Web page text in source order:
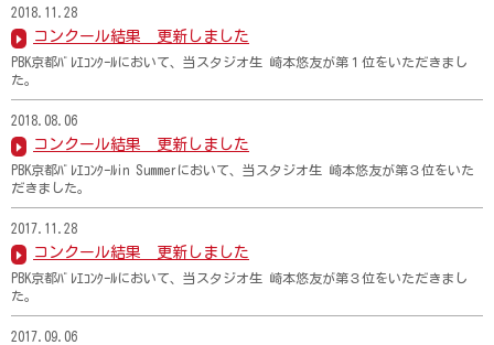
2018.11.28
コンクール結果 更新しました
PBK京都ﾊﾞﾚｴｺﾝｸｰﾙにおいて、当スタジオ生 崎本悠友が第１位をいただきまし
た。
2018.08.06
コンクール結果 更新しました
PBK京都ﾊﾞﾚｴｺﾝｸｰﾙin Summerにおいて、当スタジオ生 崎本悠友が第３位をいた
だきました。
2017.11.28
コンクール結果 更新しました
PBK京都ﾊﾞﾚｴｺﾝｸｰﾙにおいて、当スタジオ生 崎本悠友が第３位をいただきまし
た。
2017.09.06